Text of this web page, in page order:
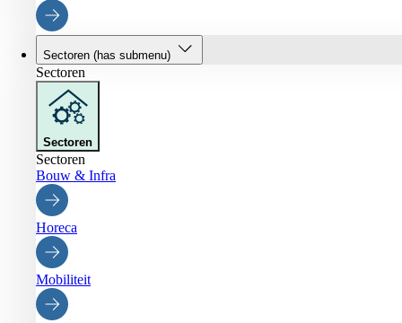
Sectoren (has submenu)
Sectoren
Sectoren
Sectoren
Bouw & Infra
Horeca
Mobiliteit